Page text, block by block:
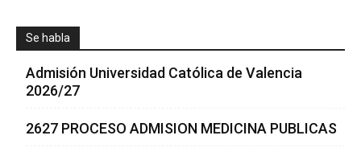
Se habla
Admisión Universidad Católica de Valencia
2026/27
2627 PROCESO ADMISION MEDICINA PUBLICAS